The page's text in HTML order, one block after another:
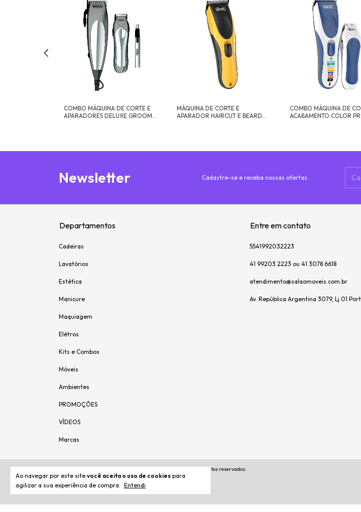
Ao navegar por este site você aceita o uso de cookies para
agilizar a sua experiência de compra. Entendi
COMBO MÁQUINA DE CORTE E
APARADORES DELUXE GROOM
MÁQUINA DE CORTE E
APARADOR HAIRCUT E BEARD
COMBO MÁQUINA DE
ACABAMENTO COLOR
Newsletter Cadastre-se e receba nossas ofertas.
Departamentos
Cadeiras
Lavatórios
Estética
Manicure
Maquiagem
Elétros
Kits e Combos
Móveis
Ambientes
PROMOÇÕES
VÍDEOS
Marcas
Entre em contato
5541992032223
41 99203 2223 ou 41 3078 6618
atendimento@salaomoveis.com.br
Av. República Argentina 3079, Lj 01
Copyright Salao Moveis - 72.325.061/0001-30 - 2026. Todos os direitos reservados.